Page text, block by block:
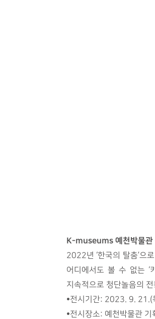
K-museums 예천박물관
2022년 ‘한국의 탈춤’으
어디에서도 볼 수 없는
지속적으로 청단놀음의
•전시기간: 2023. 9.
•전시장소: 예천박물관 기